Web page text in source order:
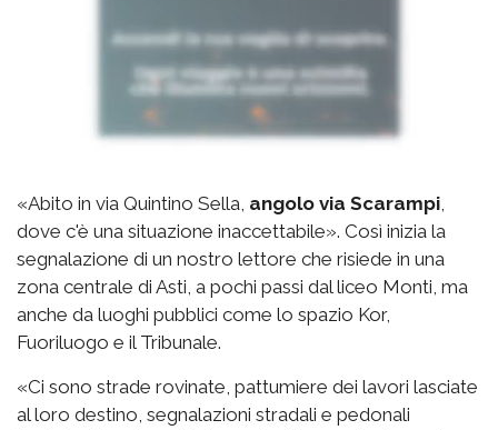
«Abito in via Quintino Sella, angolo via Scarampi,
dove c'è una situazione inaccettabile». Così inizia la
segnalazione di un nostro lettore che risiede in una
zona centrale di Asti, a pochi passi dal liceo Monti, ma
anche da luoghi pubblici come lo spazio Kor,
Fuoriluogo e il Tribunale.
«Ci sono strade rovinate, pattumiere dei lavori lasciate
al loro destino, segnalazioni stradali e pedonali